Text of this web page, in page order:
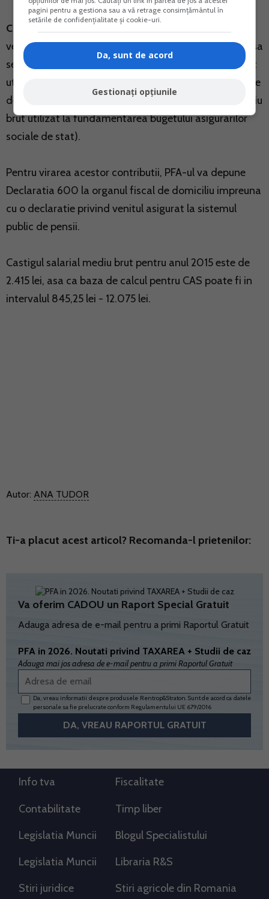
CONTRIBUTII LA PENSII PFA 2015:
venitului declarat, venitul pentru care PFA-ul doreste sa
se asigure, minim 35% din castigul salarial mediu brut
utilizat la fundamentarea bugetului asigurarilor sociale
de stat, maxim echivalentul a 5xcastigul salarial mediu
brut utilizat la fundamentarea bugetului asigurarilor
sociale de stat).
Pentru virarea acestor contributii, PFA-ul va depune
Declaratia 600 la organul fiscal de domiciliu impreuna
cu o declaratie privind venitul asigurat la sistemul
public de pensii.
Castigul salarial mediu brut pentru anul 2015 este de
2.415 lei, asa ca baza de calcul pentru CAS poate fi in
intervalul 845,25 lei - 12.075 lei.
Autor: ANA TUDOR
Ti-a placut acest articol? Recomanda-l prietenilor:
Va oferim CADOU un Raport Special Gratuit
Adauga adresa de e-mail pentru a primi Raportul Gratuit
PFA in 2026. Noutati privind TAXAREA + Studii de caz
Adauga mai jos adresa de e-mail pentru a primi Raportul Gratuit
Da, vreau informatii despre produsele Rentrop&Straton. Sunt de acord ca datele
personale sa fie prelucrate conform Regulamentului UE 679/2016
Info tva Fiscalitate
Contabilitate Timp liber
Legislatia Muncii Blogul Specialistului
Legislatia Muncii Libraria R&S
Stiri juridice Stiri agricole din Romania
pagini pentru a gestiona sau a vă retrage consimțământul în
setările de confidențialitate și cookie-uri.
Da, sunt de acord
Gestionați opțiunile